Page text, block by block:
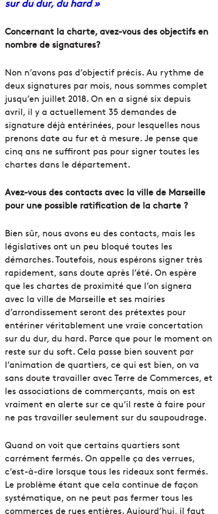
sur du dur, du hard »
Concernant la charte, avez-vous des objectifs en
nombre de signatures?
Non n’avons pas d’objectif précis. Au rythme de
deux signatures par mois, nous sommes complet
jusqu’en juillet 2018. On en a signé six depuis
avril, il y a actuellement 35 demandes de
signature déjà entérinées, pour lesquelles nous
prenons date au fur et à mesure. Je pense que
cinq ans ne suffiront pas pour signer toutes les
chartes dans le département.
Avez-vous des contacts avec la ville de Marseille
pour une possible ratification de la charte ?
Bien sûr, nous avons eu des contacts, mais les
législatives ont un peu bloqué toutes les
démarches. Toutefois, nous espérons signer très
rapidement, sans doute après l’été. On espère
que les chartes de proximité que l’on signera
avec la ville de Marseille et ses mairies
d’arrondissement seront des prétextes pour
entériner véritablement une vraie concertation
sur du dur, du hard. Parce que pour le moment on
reste sur du soft. Cela passe bien souvent par
l’animation de quartiers, ce qui est bien, on va
sans doute travailler avec Terre de Commerces, et
les associations de commerçants, mais on est
vraiment en alerte sur ce qu’il reste à faire pour
ne pas travailler seulement sur du saupoudrage.
Quand on voit que certains quartiers sont
carrément fermés. On appelle ça des verrues,
c’est-à-dire lorsque tous les rideaux sont fermés.
Le problème étant que cela continue de façon
systématique, on ne peut pas fermer tous les
commerces de rues entières. Aujourd’hui, il faut